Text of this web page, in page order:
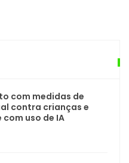
com medidas de
contra crianças e
uso de IA